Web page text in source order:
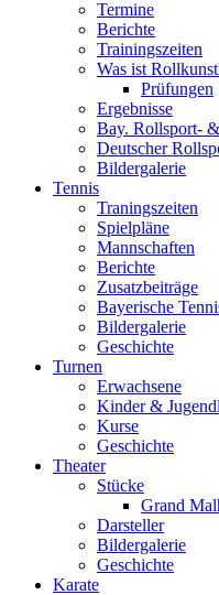
Termine
Berichte
Trainingszeiten
Was ist
Prüfungen
Ergebnisse
Bay. Rollsport-
Deutscher
Bildergalerie
Tennis
Traningszeiten
Spielpläne
Mannschaften
Berichte
Zusatzbeiträge
Bayerische
Bildergalerie
Geschichte
Turnen
Erwachsene
Kinder &
Kurse
Geschichte
Theater
Stücke
Grand
Darsteller
Bildergalerie
Geschichte
Karate